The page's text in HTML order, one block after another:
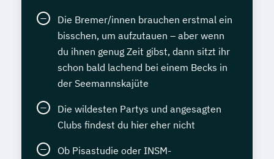
Die Bremer/innen brauchen erstmal ein
bisschen, um aufzutauen – aber wenn
du ihnen genug Zeit gibst, dann sitzt ihr
schon bald lachend bei einem Becks in
der Seemannskajüte
Die wildesten Partys und angesagten
Clubs findest du hier eher nicht
Ob Pisastudie oder INSM-